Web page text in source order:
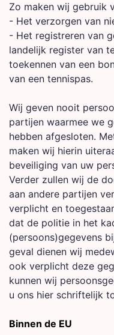
Zo maken wij gebruik
- Het verzorgen van
- Het registreren van
landelijk register van
toekennen van een
van een tennispas.
Wij geven nooit
partijen waarmee we
hebben afgesloten.
maken wij hierin
beveiliging van uw
Verder zullen wij de
aan andere partijen
verplicht en
dat de politie in het
(persoons)gegevens
geval dienen wij
ook verplicht deze
kunnen wij
u ons hier schriftelijk
Binnen de EU